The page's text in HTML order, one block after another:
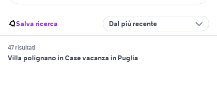
Salva ricerca Dal più recente
47 risultati
Villa polignano in Case vacanza in Puglia